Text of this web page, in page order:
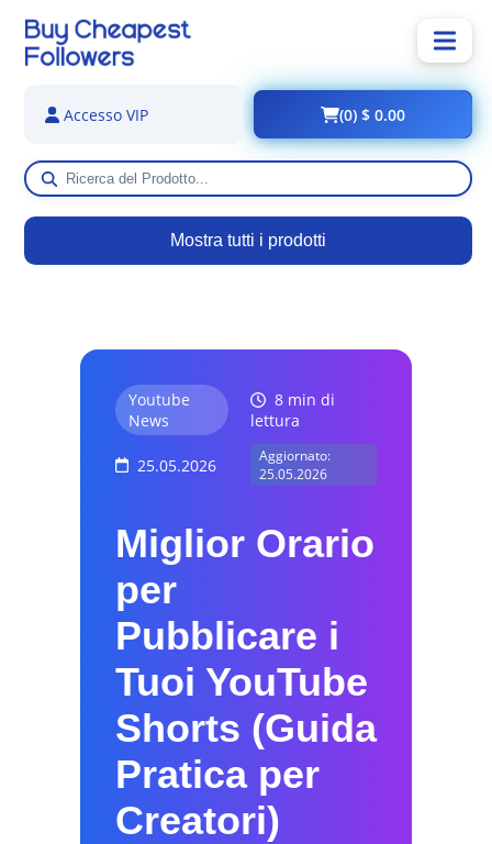
Mostra tutti i prodotti
Accesso VIP (0) $ 0.00
Youtube
News
8 min di
lettura
25.05.2026
Aggiornato:
25.05.2026
Miglior Orario
per
Pubblicare i
Tuoi YouTube
Shorts (Guida
Pratica per
Creatori)